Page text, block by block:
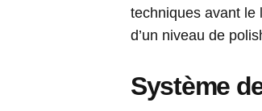
techniques avant le
d’un niveau de
Système